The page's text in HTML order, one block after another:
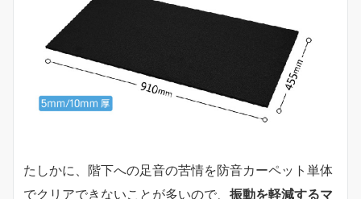
たしかに、階下への足音の苦情を防音カーペット単体
でクリアできないことが多いので、 振動を軽減するマ